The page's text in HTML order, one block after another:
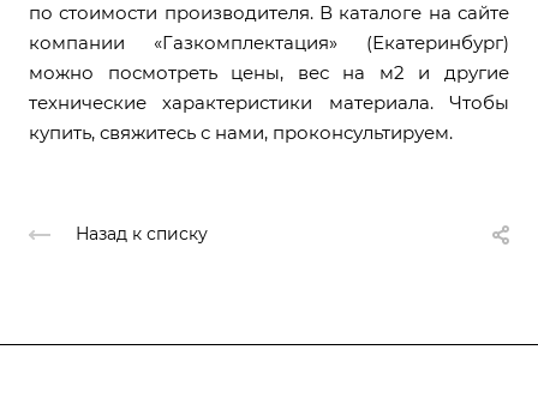
по стоимости производителя. В каталоге на сайте
компании «Газкомплектация» (Екатеринбург)
можно посмотреть цены, вес на м2 и другие
технические характеристики материала. Чтобы
купить, свяжитесь с нами, проконсультируем.
Назад к списку